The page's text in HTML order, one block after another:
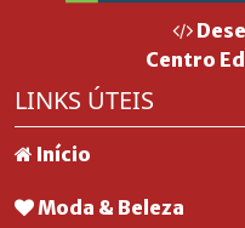
Centro
LINKS ÚTEIS
Início
Moda & Beleza